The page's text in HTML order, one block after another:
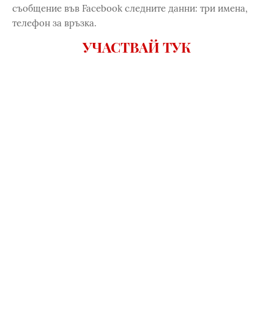
съобщение във Facebook следните данни: три имена,
телефон за връзка.
УЧАСТВАЙ ТУК